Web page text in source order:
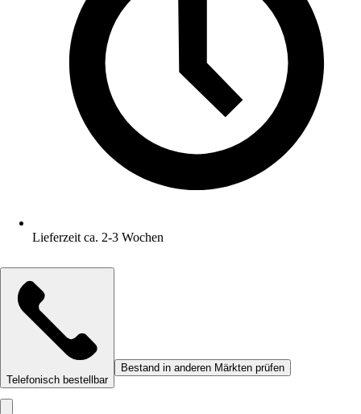
Lieferzeit ca. 2-3 Wochen
Telefonisch bestellbar
Bestand in anderen Märkten prüfen